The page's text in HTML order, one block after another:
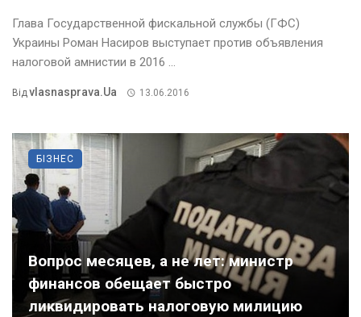
Глава Государственной фискальной службы (ГФС)
Украины Роман Насиров выступает против объявления
налоговой амнистии в 2016 ...
ВідVlasnasprava.ua 13.06.2016
Вопрос месяцев, а не лет: министр
финансов обещает быстро
ликвидировать налоговую милицию
БІЗНЕС